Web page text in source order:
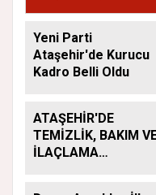
Yeni Parti
Ataşehir'de Kurucu
Kadro Belli Oldu
ATAŞEHİR'DE
TEMİZLİK, BAKIM
İLAÇLAMA